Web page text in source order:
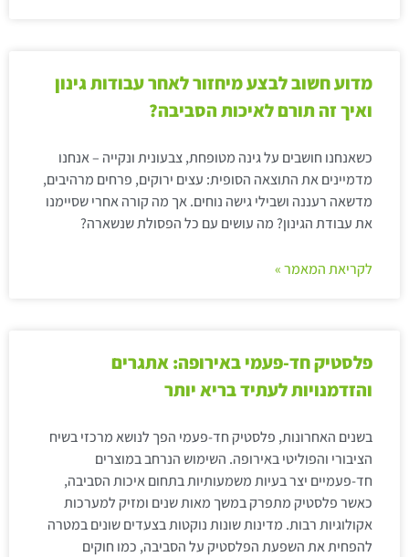
מדוע חשוב לבצע מיחזור לאחר עבודות גינון
ואיך זה תורם לאיכות הסביבה?
כשאנחנו חושבים על גינה מטופחת, צבעונית ונקייה – אנחנו
מדמיינים את התוצאה הסופית: עצים ירוקים, פרחים מרהיבים,
מדשאה רעננה ושבילי גישה נוחים. אך מה קורה אחרי שסיימנו
את עבודת הגינון? מה עושים עם כל הפסולת שנשארה?
לקריאת המאמר »
פלסטיק חד-פעמי באירופה: אתגרים
והזדמנויות לעתיד בריא יותר
בשנים האחרונות, פלסטיק חד-פעמי הפך לנושא מרכזי בשיח
הציבורי והפוליטי באירופה. השימוש הנרחב במוצרים
חד-פעמיים יצר בעיות משמעותיות בתחום איכות הסביבה,
כאשר פלסטיק מתפרק במשך מאות שנים ומזיק למערכות
אקולוגיות רבות. מדינות שונות נוקטות בצעדים שונים במטרה
להפחית את השפעת הפלסטיק על הסביבה, כמו חוקים